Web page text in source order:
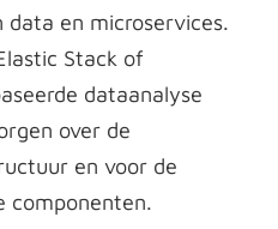
data en microservices.
Stack of
dataanalyse
over de
en voor de
componenten.